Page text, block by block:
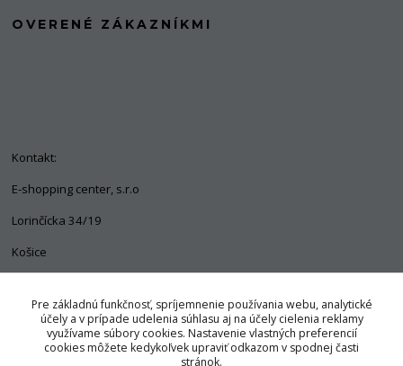
OVERENÉ ZÁKAZNÍKMI
Kontakt:
E-shopping center, s.r.o
Lorinčícka 34/19
Košice
+421 903 563 637
info@pozorpes.sk
Pre základnú funkčnosť, spríjemnenie používania webu, analytické
účely a v prípade udelenia súhlasu aj na účely cielenia reklamy
využívame súbory cookies. Nastavenie vlastných preferencií
cookies môžete kedykoľvek upraviť odkazom v spodnej časti
stránok.